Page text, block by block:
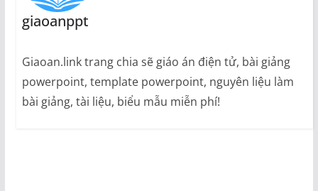
giaoanppt
Giaoan.link trang chia sẽ giáo án điện tử, bài giảng
powerpoint, template powerpoint, nguyên liệu làm
bài giảng, tài liệu, biểu mẫu miễn phí!